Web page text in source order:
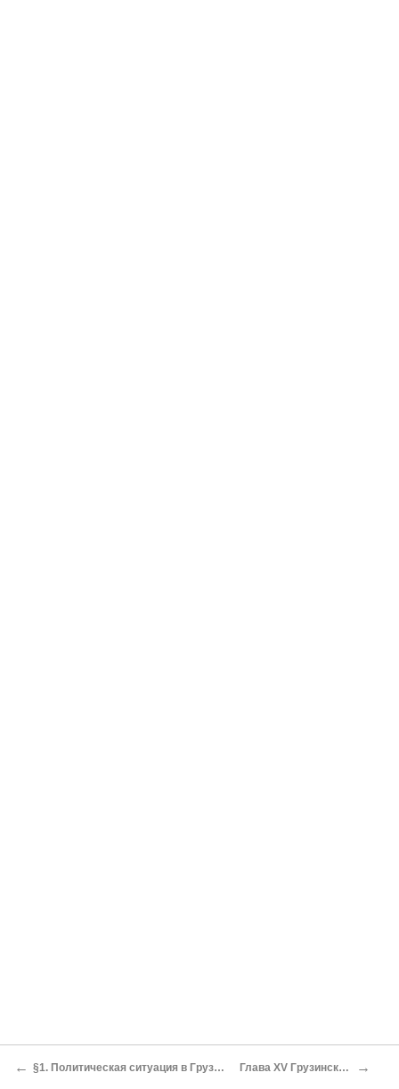
← §1. Политическая ситуация в Грузии после Российской революции февраля-марта 1917 года. Подъем национального движения Глава XV Грузинская культура во второй половине XIX и начале XX веков →